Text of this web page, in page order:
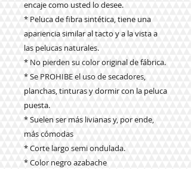
encaje como usted lo desee.
* Peluca de fibra sintética, tiene una
apariencia similar al tacto y a la vista a
las pelucas naturales.
* No pierden su color original de fábrica.
* Se PROHIBE el uso de secadores,
planchas, tinturas y dormir con la peluca
puesta.
* Suelen ser más livianas y, por ende,
más cómodas
* Corte largo semi ondulada.
* Color negro azabache